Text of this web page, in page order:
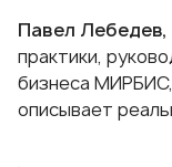
Павел Лебедев,
практики,
бизнеса
описывает